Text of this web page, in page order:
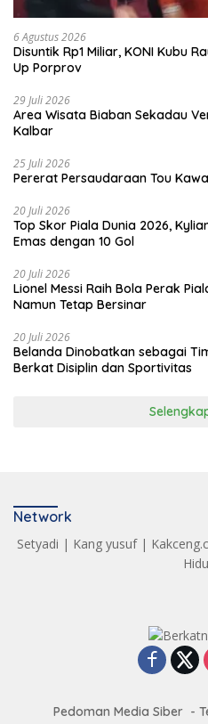
6 Agustus 2026
Disuntik Rp1 Miliar, KONI Kubu
Up Porprov
29 Juli 2026
Area Wisata Biaban Sekadau
Kalbar
25 Juli 2026
Pererat Persaudaraan Tou
20 Juli 2026
Top Skor Piala Dunia 2026,
Emas dengan 10 Gol
20 Juli 2026
Lionel Messi Raih Bola Perak
Namun Tetap Bersinar
20 Juli 2026
Belanda Dinobatkan sebagai
Berkat Disiplin dan Sportivitas
Network
Setyadi | Kang yusuf|
Pedoman Media Siber